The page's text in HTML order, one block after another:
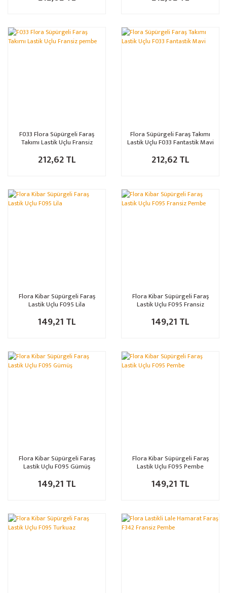
F033 Flora Süpürgeli Faraş
Takımı Lastik Uçlu Fransiz
212,62 TL
Flora Süpürgeli Faraş Takımı
Lastik Uçlu F033 Fantastik Mavi
212,62 TL
Flora Kibar Süpürgeli Faraş
Lastik Uçlu F095 Lila
149,21 TL
Flora Kibar Süpürgeli Faraş
Lastik Uçlu F095 Fransiz
149,21 TL
Flora Kibar Süpürgeli Faraş
Lastik Uçlu F095 Gümüş
149,21 TL
Flora Kibar Süpürgeli Faraş
Lastik Uçlu F095 Pembe
149,21 TL